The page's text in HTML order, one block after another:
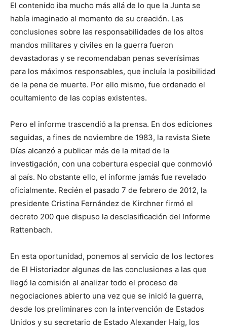
El contenido iba mucho más allá de lo que la Junta se
había imaginado al momento de su creación. Las
conclusiones sobre las responsabilidades de los altos
mandos militares y civiles en la guerra fueron
devastadoras y se recomendaban penas severísimas
para los máximos responsables, que incluía la posibilidad
de la pena de muerte. Por ello mismo, fue ordenado el
ocultamiento de las copias existentes.
Pero el informe trascendió a la prensa. En dos ediciones
seguidas, a fines de noviembre de 1983, la revista Siete
Días alcanzó a publicar más de la mitad de la
investigación, con una cobertura especial que conmovió
al país. No obstante ello, el informe jamás fue revelado
oficialmente. Recién el pasado 7 de febrero de 2012, la
presidente Cristina Fernández de Kirchner firmó el
decreto 200 que dispuso la desclasificación del Informe
Rattenbach.
En esta oportunidad, ponemos al servicio de los lectores
de El Historiador algunas de las conclusiones a las que
llegó la comisión al analizar todo el proceso de
negociaciones abierto una vez que se inició la guerra,
desde los preliminares con la intervención de Estados
Unidos y su secretario de Estado Alexander Haig, los